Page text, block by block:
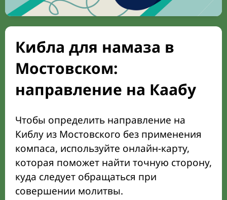
Кибла для намаза в
Мостовском:
направление на Каабу
Чтобы определить направление на
Киблу из Мостовского без применения
компаса, используйте онлайн-карту,
которая поможет найти точную сторону,
куда следует обращаться при
совершении молитвы.